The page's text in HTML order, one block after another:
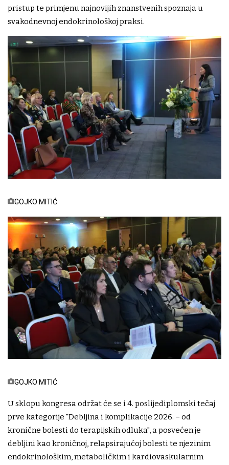
pristup te primjenu najnovijih znanstvenih spoznaja u
svakodnevnoj endokrinološkoj praksi.
GOJKO MITIĆ
GOJKO MITIĆ
U sklopu kongresa održat će se i 4. poslijediplomski tečaj
prve kategorije "Debljina i komplikacije 2026. – od
kronične bolesti do terapijskih odluka", a posvećen je
debljini kao kroničnoj, relapsirajućoj bolesti te njezinim
endokrinološkim, metaboličkim i kardiovaskularnim